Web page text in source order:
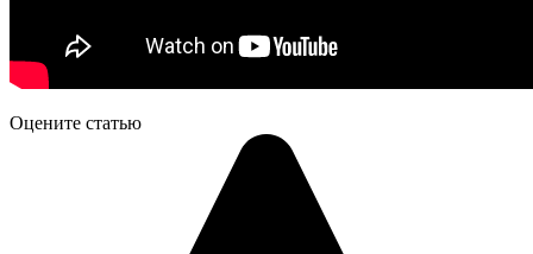
Оцените статью